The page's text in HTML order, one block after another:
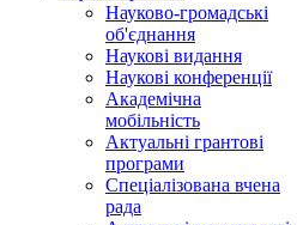
Науково-громадські
об'єднання
Наукові видання
Наукові конференції
Академічна
мобільність
Актуальні грантові
програми
Спеціалізована вчена
рада